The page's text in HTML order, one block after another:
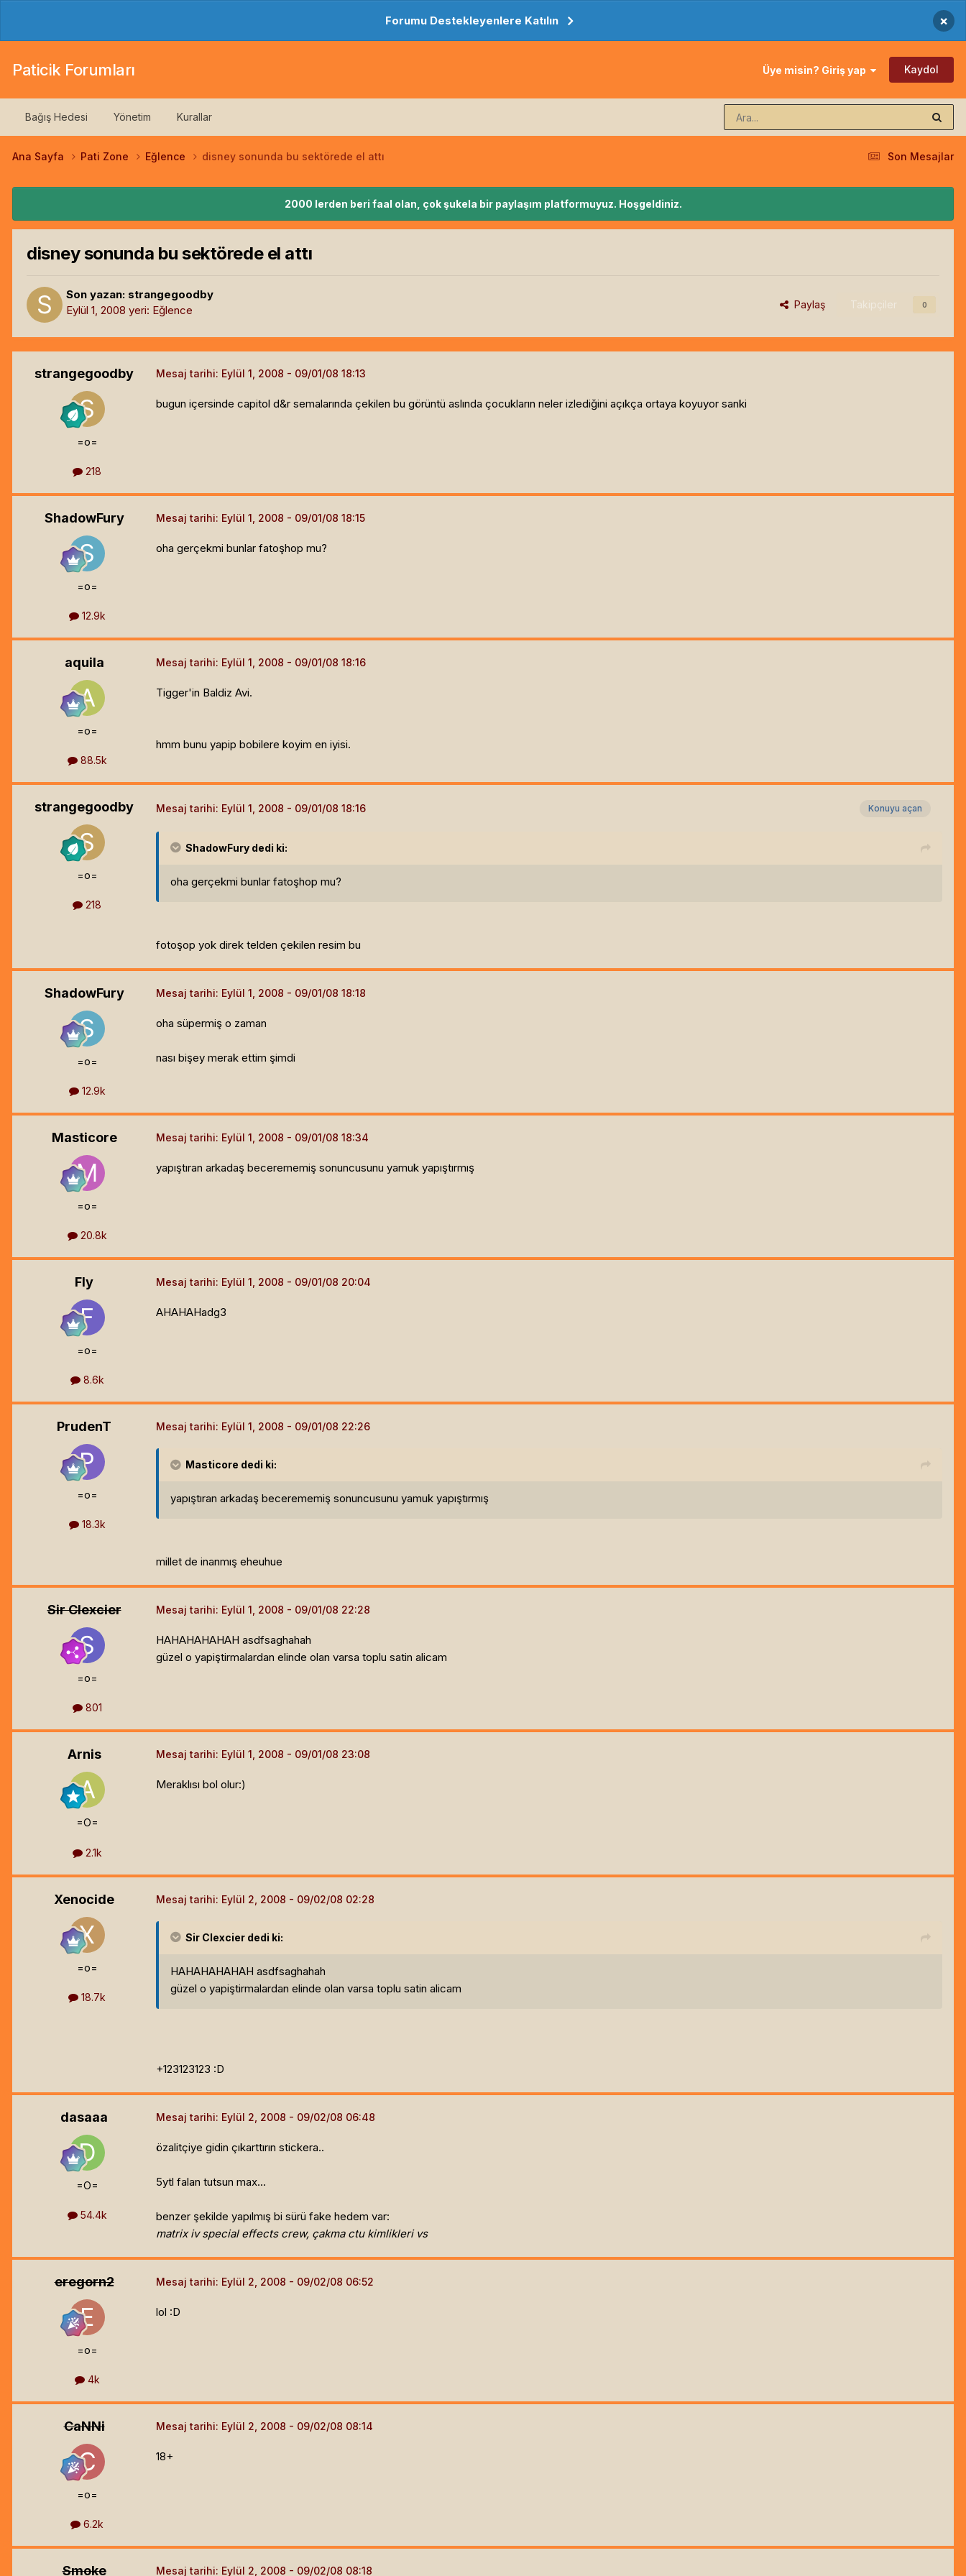
Forumu Destekleyenlere Katılın ×
Paticik Forumları Üye misin? Giriş yap Kaydol
Bağış Hedesi Yönetim Kurallar
Son Mesajlar
Ana Sayfa Pati Zone Eğlence disney sonunda bu sektörede el attı
2000 lerden beri faal olan, çok şukela bir paylaşım platformuyuz. Hoşgeldiniz.
disney sonunda bu sektörede el attı
Son yazan: strangegoodby
Eylül 1, 2008 yeri: Eğlence Paylaş Takipçiler 0
strangegoodby
=o=
218
Mesaj tarihi: Eylül 1, 2008
bugun içersinde capitol d&r semalarında çekilen bu görüntü aslında çocukların neler izlediğini açıkça ortaya koyuyor sanki
ShadowFury
=o=
12.9k
Mesaj tarihi: Eylül 1, 2008
oha gerçekmi bunlar fatoşhop mu?
aquila
=o=
88.5k
Mesaj tarihi: Eylül 1, 2008
Tigger'in Baldiz Avi.
hmm bunu yapip bobilere koyim en iyisi.
strangegoodby
=o=
218
Konuyu açan
Mesaj tarihi: Eylül 1, 2008
ShadowFury dedi ki:
oha gerçekmi bunlar fatoşhop mu?
fotoşop yok direk telden çekilen resim bu
ShadowFury
=o=
12.9k
Mesaj tarihi: Eylül 1, 2008
oha süpermiş o zaman
nası bişey merak ettim şimdi
Masticore
=o=
20.8k
Mesaj tarihi: Eylül 1, 2008
yapıştıran arkadaş becerememiş sonuncusunu yamuk yapıştırmış
Fly
=o=
8.6k
Mesaj tarihi: Eylül 1, 2008
AHAHAHadg3
PrudenT
=o=
18.3k
Mesaj tarihi: Eylül 1, 2008
Masticore dedi ki:
yapıştıran arkadaş becerememiş sonuncusunu yamuk yapıştırmış
millet de inanmış eheuhue
Sir Clexcier
=o=
801
Mesaj tarihi: Eylül 1, 2008
HAHAHAHAHAH asdfsaghahah
güzel o yapiştirmalardan elinde olan varsa toplu satin alicam
Arnis
=O=
2.1k
Mesaj tarihi: Eylül 1, 2008
Meraklısı bol olur:)
Xenocide
=o=
18.7k
Mesaj tarihi: Eylül 2, 2008
Sir Clexcier dedi ki:
HAHAHAHAHAH asdfsaghahah
güzel o yapiştirmalardan elinde olan varsa toplu satin alicam
+123123123 :D
dasaaa
=O=
54.4k
Mesaj tarihi: Eylül 2, 2008
özalitçiye gidin çıkarttırın stickera..
5ytl falan tutsun max...
benzer şekilde yapılmış bi sürü fake hedem var:
matrix iv special effects crew, çakma ctu kimlikleri vs
eregorn2
=o=
4k
Mesaj tarihi: Eylül 2, 2008
lol :D
CaNNi
=o=
6.2k
Mesaj tarihi: Eylül 2, 2008
18+
Smoke Mesaj tarihi: Eylül 2, 2008